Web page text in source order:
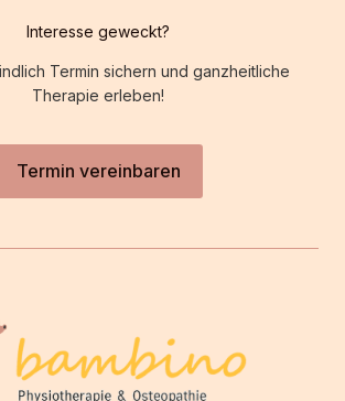
Interesse geweckt?
Termin sichern und ganzheitliche
Therapie erleben!
Termin vereinbaren